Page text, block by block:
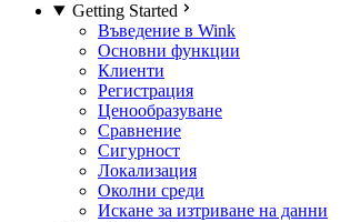
Getting Started
Въведение в Wink
Основни функции
Клиенти
Регистрация
Ценообразуване
Сравнение
Сигурност
Локализация
Околни среди
Искане за изтриване на данни